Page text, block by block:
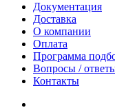
Документация
Доставка
О компании
Оплата
Программа
Вопросы /
Контакты